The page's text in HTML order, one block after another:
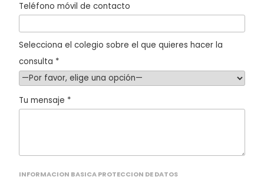
Teléfono móvil de contacto
Selecciona el colegio sobre el que quieres hacer la
consulta *
Tu mensaje *
INFORMACION BASICA PROTECCION DE DATOS